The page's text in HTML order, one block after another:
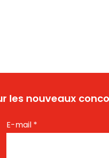
les nouveaux
E-mail *